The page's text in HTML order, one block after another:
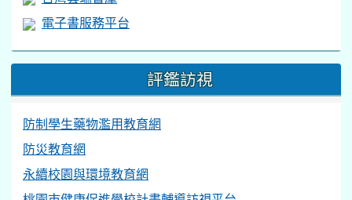
電子書服務平台
評鑑訪視
防制學生藥物濫用教育網
防災教育網
永續校園與環境教育網